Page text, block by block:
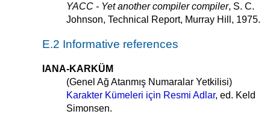
YACC - Yet another compiler compiler, S. C.
Johnson, Technical Report, Murray Hill, 1975.
E.2 Informative references
IANA-KARKÜM
(Genel Ağ Atanmış Numaralar Yetkilisi)
Karakter Kümeleri için Resmi Adlar, ed. Keld
Simonsen.